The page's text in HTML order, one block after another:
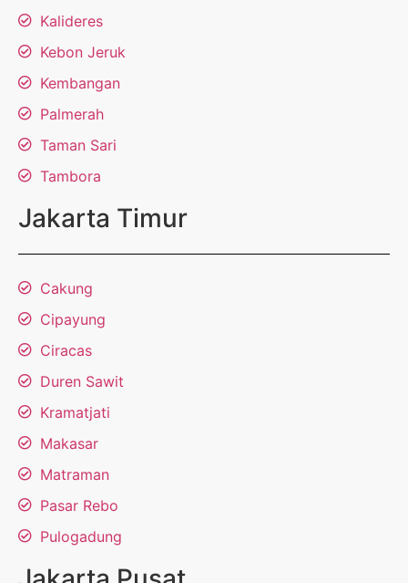
Kalideres
Kebon Jeruk
Kembangan
Palmerah
Taman Sari
Tambora
Jakarta Timur
Cakung
Cipayung
Ciracas
Duren Sawit
Kramatjati
Makasar
Matraman
Pasar Rebo
Pulogadung